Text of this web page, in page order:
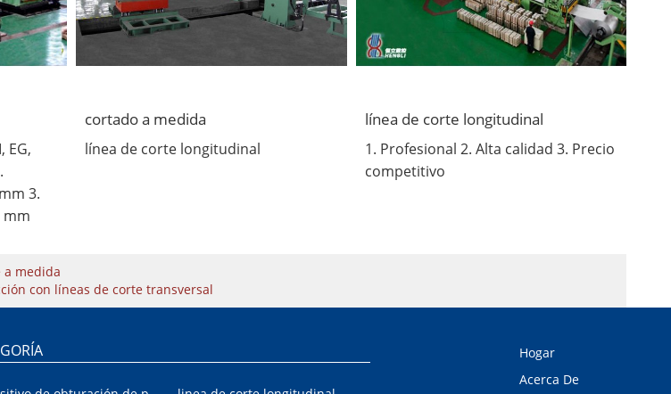
EG,
3.
mm
cortado a medida
línea de corte longitudinal
línea de corte longitudinal
1. Profesional 2. Alta calidad 3. Precio
competitivo
a medida
con líneas de corte transversal
Hogar
Acerca De